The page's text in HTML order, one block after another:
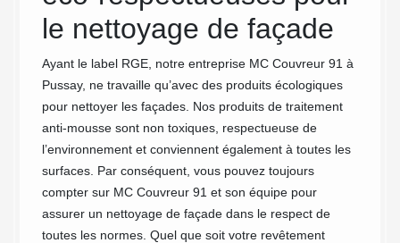
le nettoyage de façade
Ayant le label RGE, notre entreprise MC Couvreur 91 à
Pussay, ne travaille qu’avec des produits écologiques
pour nettoyer les façades. Nos produits de traitement
anti-mousse sont non toxiques, respectueuse de
l’environnement et conviennent également à toutes les
surfaces. Par conséquent, vous pouvez toujours
compter sur MC Couvreur 91 et son équipe pour
assurer un nettoyage de façade dans le respect de
toutes les normes. Quel que soit votre revêtement